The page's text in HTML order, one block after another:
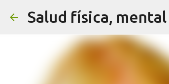
Salud física,